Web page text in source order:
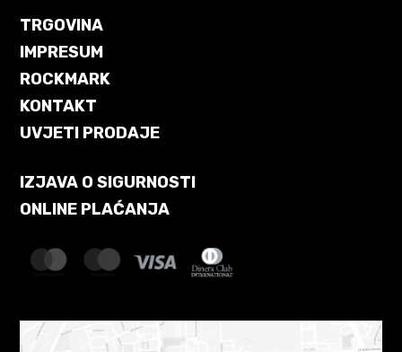
TRGOVINA
IMPRESUM
ROCKMARK
KONTAKT
UVJETI PRODAJE
IZJAVA O SIGURNOSTI
ONLINE PLAĆANJA